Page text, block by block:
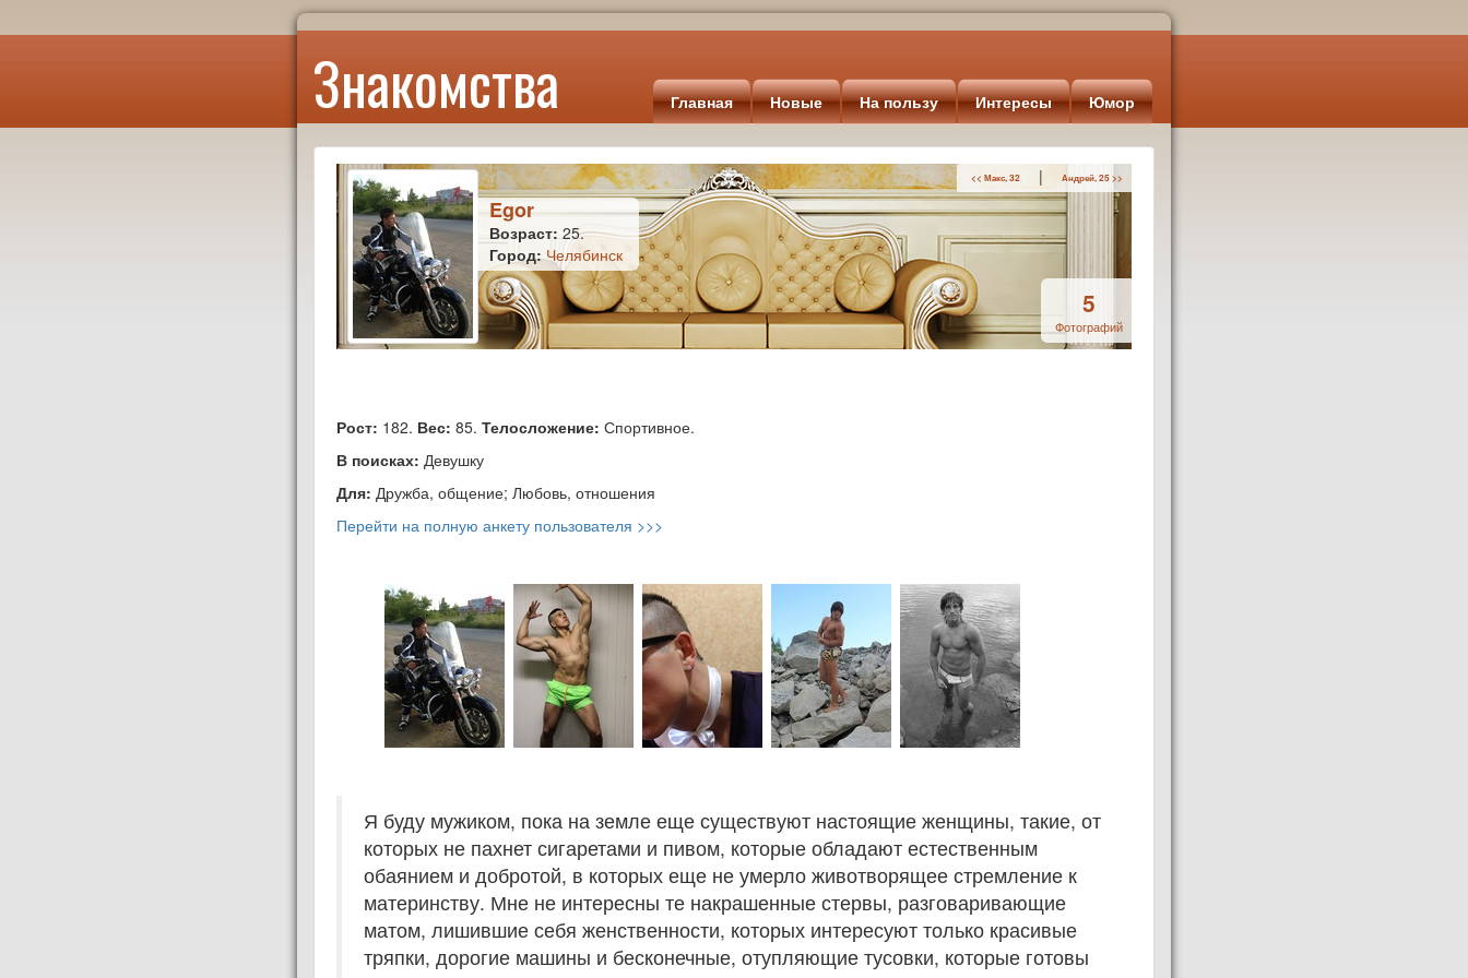
Знакомства Главная Новые На пользу Интересы Юмор
Egor
Возраст: 25.
Город: Челябинск
<< Макс, 32 | Андрей, 25 >>
5
Фотографий
Рост: 182. Вес: 85. Телосложение: Спортивное.
В поисках: Девушку
Для: Дружба, общение; Любовь, отношения
Перейти на полную анкету пользователя >>>
Я буду мужиком, пока на земле еще существуют настоящие женщины, такие, от
которых не пахнет сигаретами и пивом, которые обладают естественным
обаянием и добротой, в которых еще не умерло животворящее стремление к
материнству. Мне не интересны те накрашенные стервы, разговаривающие
матом, лишившие себя женственности, которых интересуют только красивые
тряпки, дорогие машины и бесконечные, отупляющие тусовки, которые готовы